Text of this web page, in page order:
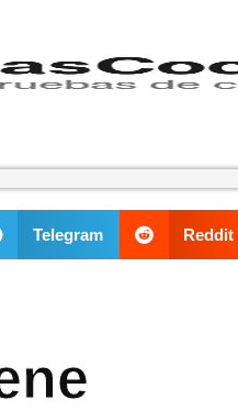
Telegram Reddit